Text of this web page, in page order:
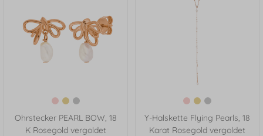
Ohrstecker PEARL BOW, 18
K Rosegold vergoldet
Y-Halskette Flying Pearls, 18
Karat Rosegold vergoldet